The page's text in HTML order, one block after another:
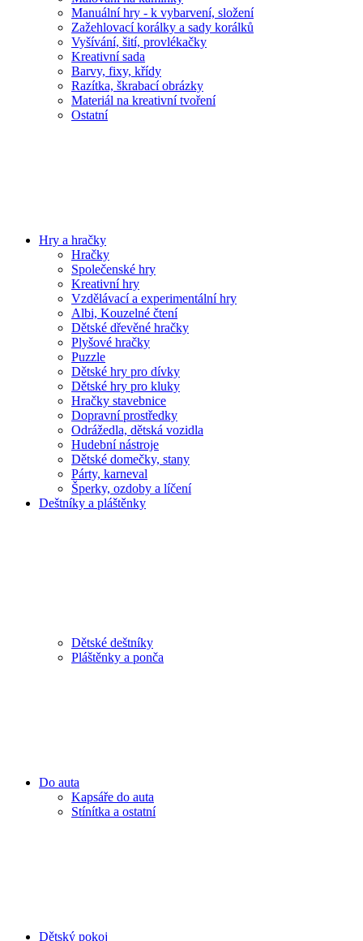
Manuální hry - k vybarvení, složení
Zažehlovací korálky a sady korálků
Vyšívání, šití, provlékačky
Kreativní sada
Barvy, fixy, křídy
Razítka, škrabací obrázky
Materiál na kreativní tvoření
Ostatní
Hry a hračky
Hračky
Společenské hry
Kreativní hry
Vzdělávací a experimentální hry
Albi, Kouzelné čtení
Dětské dřevěné hračky
Plyšové hračky
Puzzle
Dětské hry pro dívky
Dětské hry pro kluky
Hračky stavebnice
Dopravní prostředky
Odrážedla, dětská vozidla
Hudební nástroje
Dětské domečky, stany
Párty, karneval
Šperky, ozdoby a líčení
Deštníky a pláštěnky
Dětské deštníky
Pláštěnky a ponča
Do auta
Kapsáře do auta
Stínítka a ostatní
Dětský pokoj